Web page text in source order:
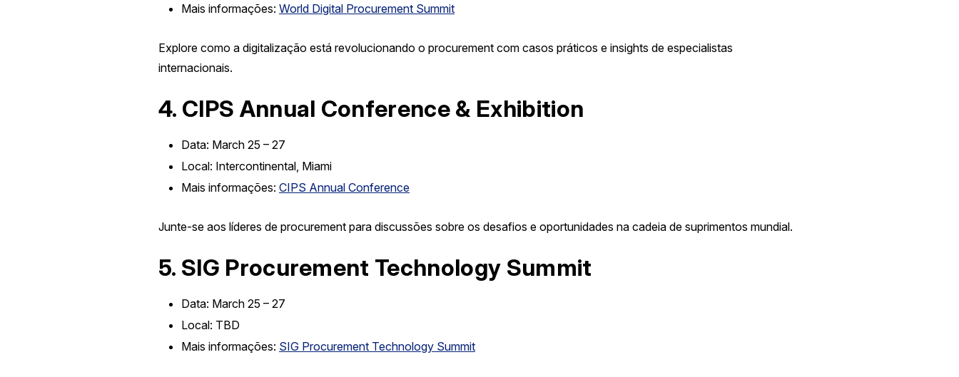
Mais informações: World Digital Procurement Summit
Explore como a digitalização está revolucionando o procurement com casos práticos e insights de especialistas
internacionais.
4. CIPS Annual Conference & Exhibition
Data: March 25 – 27
Local: Intercontinental, Miami
Mais informações: CIPS Annual Conference
Junte-se aos líderes de procurement para discussões sobre os desafios e oportunidades na cadeia de suprimentos mundial.
5. SIG Procurement Technology Summit
Data: March 25 – 27
Local: TBD
Mais informações: SIG Procurement Technology Summit